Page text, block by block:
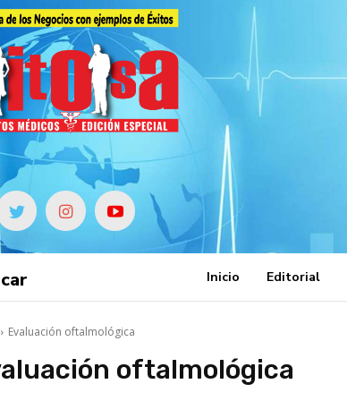
Inicio Editorial
Evaluación oftalmológica
oftalmológica